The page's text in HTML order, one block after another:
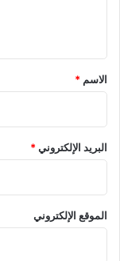
*
الاسم *
البريد الإلكتروني*
الموقع الإلكتروني